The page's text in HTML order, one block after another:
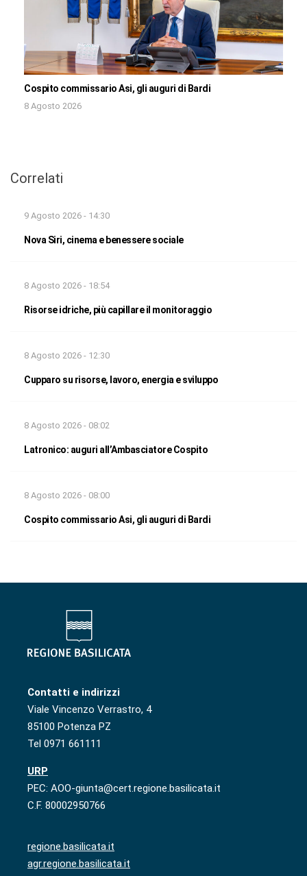
Cospito commissario Asi, gli auguri di Bardi
8 Agosto 2026
Correlati
9 Agosto 2026 - 14:30
Nova Siri, cinema e benessere sociale
8 Agosto 2026 - 18:54
Risorse idriche, più capillare il monitoraggio
8 Agosto 2026 - 12:30
Cupparo su risorse, lavoro, energia e sviluppo
8 Agosto 2026 - 08:02
Latronico: auguri all’Ambasciatore Cospito
8 Agosto 2026 - 08:00
Cospito commissario Asi, gli auguri di Bardi
Contatti e indirizzi
Viale Vincenzo Verrastro, 4
85100 Potenza PZ
Tel 0971 661111
URP
PEC: AOO-giunta@cert.regione.basilicata.it
C.F. 80002950766
regione.basilicata.it
agr.regione.basilicata.it